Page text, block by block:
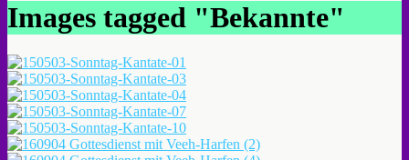
Images tagged "Bekannte"